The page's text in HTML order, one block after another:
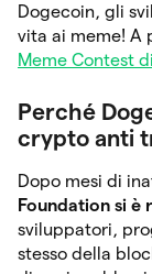
Dogecoin, gli
vita ai meme! A
Meme Contest
Perché
crypto anti
Dopo mesi di
Foundation si è
sviluppatori,
stesso della